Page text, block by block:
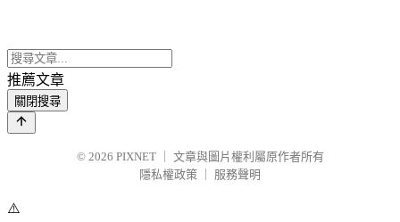
推薦文章
關閉搜尋
© 2026 PIXNET
文章與圖片權利屬原作者所有
隱私權政策
服務聲明
⚠️